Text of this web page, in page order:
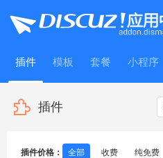
插件 模板 套餐 小程序
WitFrame
插件
插件价格： 全部 收费 纯免费